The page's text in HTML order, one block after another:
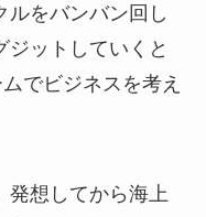
ルをバンバン回し
ジットしていくと
でビジネスを考え
発想してから海上